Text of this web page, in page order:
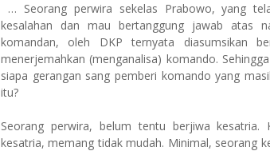
… Seorang perwira sekelas Prabowo, yang
kesalahan dan mau bertanggung jawab atas
komandan, oleh DKP ter­nyata diasumsikan
menerjemahkan (menganalisa) komando.
siapa gerangan sang pemberi komando yang
itu?
Seorang perwira, belum tentu berjiwa kesatria.
kesatria, memang tidak mudah. Minimal, se­orang